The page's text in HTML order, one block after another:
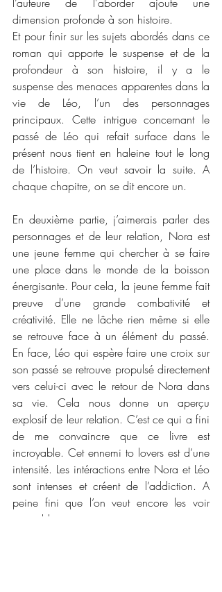
dimension profonde à son histoire.
Et pour finir sur les sujets abordés dans ce
roman qui apporte le suspense et de la
profondeur à son histoire, il y a le
suspense des menaces apparentes dans la
vie de Léo, l’un des personnages
principaux. Cette intrigue concernant le
passé de Léo qui refait surface dans le
présent nous tient en haleine tout le long
de l’histoire. On veut savoir la suite. A
chaque chapitre, on se dit encore un.
En deuxième partie, j’aimerais parler des
personnages et de leur relation, Nora est
une jeune femme qui chercher à se faire
une place dans le monde de la boisson
énergisante. Pour cela, la jeune femme fait
preuve d’une grande combativité et
créativité. Elle ne lâche rien même si elle
se retrouve face à un élément du passé.
En face, Léo qui espère faire une croix sur
son passé se retrouve propulsé directement
vers celui-ci avec le retour de Nora dans
sa vie. Cela nous donne un aperçu
explosif de leur relation. C’est ce qui a fini
de me convaincre que ce livre est
incroyable. Cet ennemi to lovers est d’une
intensité. Les intéractions entre Nora et Léo
sont intenses et créent de l’addiction. A
peine fini que l’on veut encore les voir
ensemble.